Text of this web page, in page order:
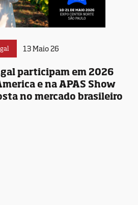
13 Maio 26
participam em 2026
e na APAS Show
no mercado brasileiro